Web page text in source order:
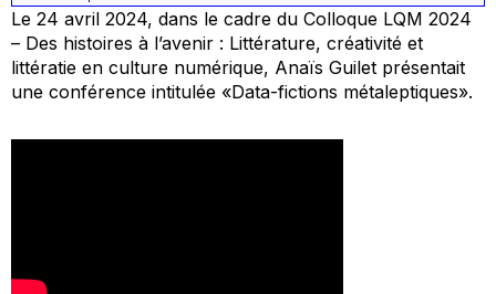
Le 24 avril 2024, dans le cadre du Colloque LQM 2024
– Des histoires à l’avenir : Littérature, créativité et
littératie en culture numérique, Anaïs Guilet présentait
une conférence intitulée «Data-fictions métaleptiques».